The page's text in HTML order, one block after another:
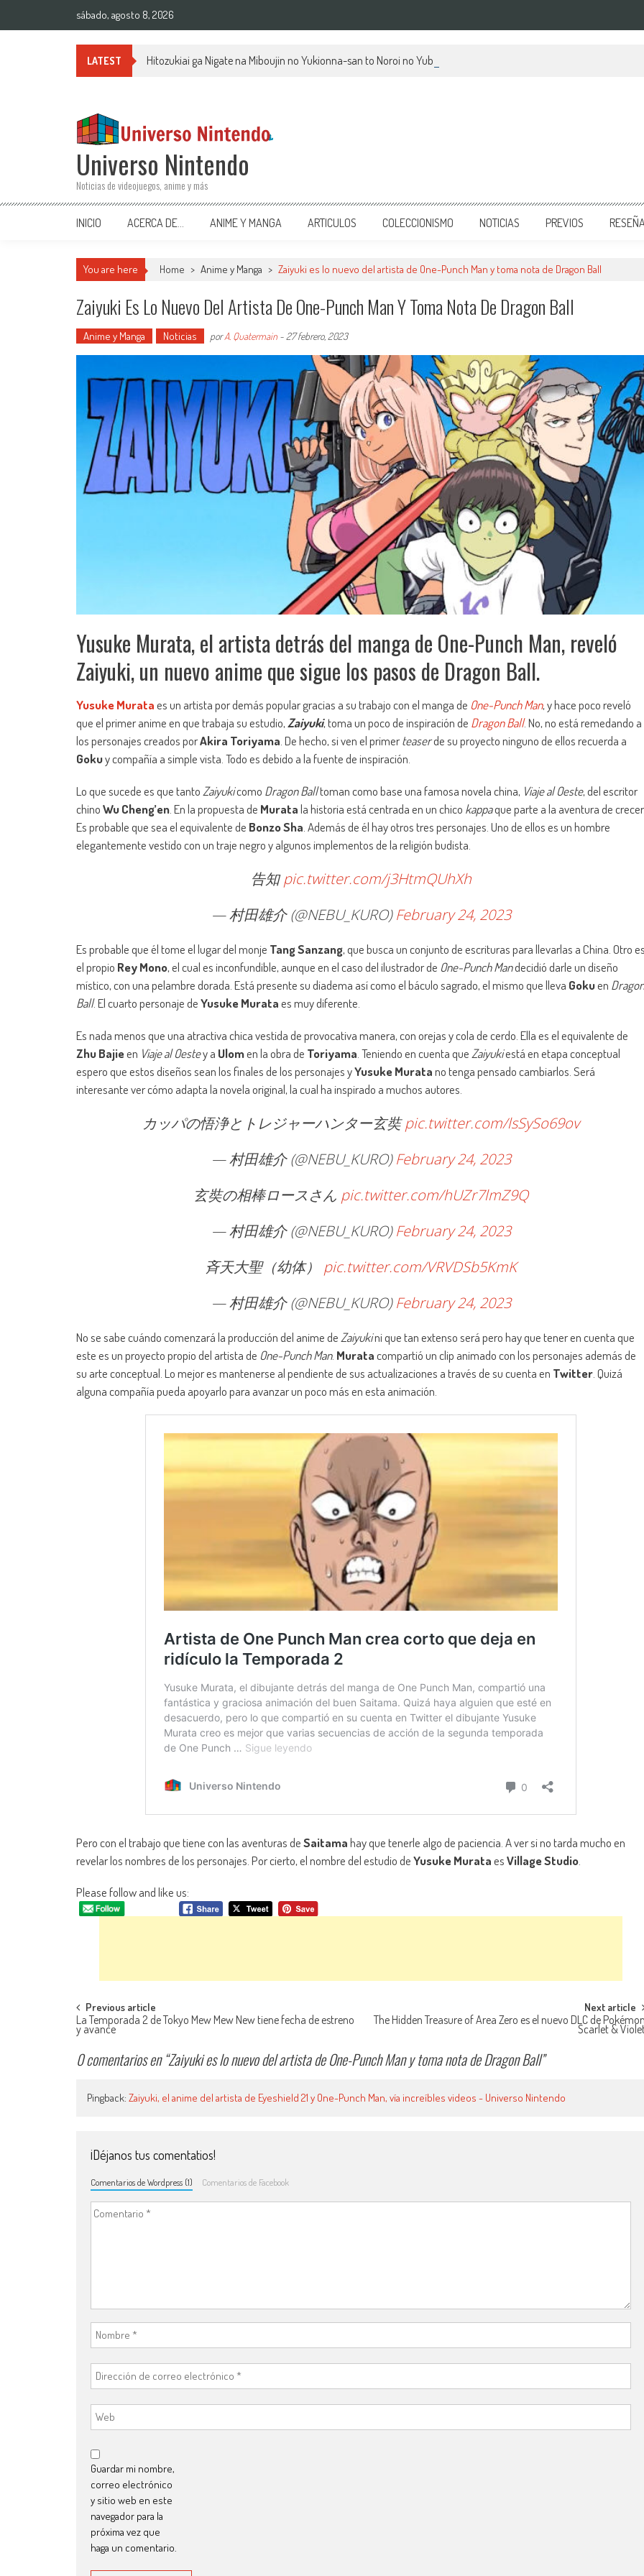
sábado, agosto 8, 2026
LATEST Hitozukiai ga Nigate na Miboujin no Yukionna-san to Noroi no Yubiwa, su mes de estreno y avances
Universo Nintendo
Noticias de videojuegos, anime y más
INICIO ACERCA DE… ANIME Y MANGA ARTICULOS COLECCIONISMO NOTICIAS PREVIOS
You are here Home > Anime y Manga > Zaiyuki es lo nuevo del artista de One-Punch Man y toma nota de Dragon Ball
Zaiyuki Es Lo Nuevo Del Artista De One-Punch Man Y Toma Nota De Dragon Ball
Anime y Manga Noticias porA. Quatermain - 27 febrero, 2023
Yusuke Murata, el artista detrás del manga de One-Punch Man, reveló
Zaiyuki, un nuevo anime que sigue los pasos de Dragon Ball.
Yusuke Murataes un artista por demás popular gracias a su trabajo con el manga de One-Punch Man, y hace poco reveló
que el primer anime en que trabaja su estudio,Zaiyuki, toma un poco de inspiración de Dragon Ball. No, no está remedando a
los personajes creados porAkira Toriyama. De hecho, si ven el primerteaserde su proyecto ninguno de ellos recuerda a
Gokuy compañía a simple vista. Todo es debido a la fuente de inspiración.
Lo que sucede es que tantoZaiyukicomo Dragon Balltoman como base una famosa novela china, Viaje al Oeste, del escritor
chinoWu Cheng’en. En la propuesta de Muratala historia está centrada en un chico kappaque parte a la aventura de
Es probable que sea el equivalente de Bonzo Sha. Además de él hay otros tres personajes. Uno de ellos es un hombre
elegantemente vestido con un traje negro y algunos implementos de la religión budista.
告知pic.twitter.com/j3HtmQUhXh
— 村田雄介 (@NEBU_KURO)February 24, 2023
Es probable que él tome el lugar del monje Tang Sanzang, que busca un conjunto de escrituras para llevarlas a China. Otro
el propio Rey Mono, el cual es inconfundible, aunque en el caso del ilustrador de One-Punch Mandecidió darle un diseño
místico, con una pelambre dorada. Está presente su diadema así como el báculo sagrado, el mismo que lleva Gokuen Dragon
Ball. El cuarto personaje deYusuke Murataes muy diferente.
Es nada menos que una atractiva chica vestida de provocativa manera, con orejas y cola de cerdo. Ella es el equivalente de
Zhu Bajieen Viaje al Oestey a Ulomen la obra de Toriyama. Teniendo en cuenta queZaiyukiestá en etapa conceptual
espero que estos diseños sean los finales de los personajes yYusuke Muratano tenga pensado cambiarlos. Será
interesante ver cómo adapta la novela original, la cual ha inspirado a muchos autores.
カッパの悟浄とトレジャーハンター玄奘pic.twitter.com/lsSySo69ov
— 村田雄介 (@NEBU_KURO)February 24, 2023
玄奘の相棒ロースさん pic.twitter.com/hUZr7lmZ9Q
— 村田雄介 (@NEBU_KURO)February 24, 2023
斉天大聖（幼体） pic.twitter.com/VRVDSb5KmK
— 村田雄介 (@NEBU_KURO)February 24, 2023
No se sabe cuándo comenzará la producción del anime deZaiyukini que tan extenso será pero hay que tener en cuenta que
este es un proyecto propio del artista de One-Punch Man. Muratacompartió un clip animado con los personajes además de
su arte conceptual. Lo mejor es mantenerse al pendiente de sus actualizaciones a través de su cuenta en Twitter. Quizá
alguna compañía pueda apoyarlo para avanzar un poco más en esta animación.
Pero con el trabajo que tiene con las aventuras deSaitamahay que tenerle algo de paciencia. A ver si no tarda mucho en
revelar los nombres de los personajes. Por cierto, el nombre del estudio deYusuke MurataesVillage Studio.
Please follow and like us:
Navegación de entradas
Previous article
La Temporada 2 de Tokyo Mew Mew New tiene fecha de estreno
y avance
Next article
The Hidden Treasure of Area Zero es el nuevo DLC de
Scarlet &
0 comentarios en “Zaiyuki es lo nuevo del artista de One-Punch Man y toma nota de Dragon Ball”
Pingback: Zaiyuki, el anime del artista de Eyeshield 21 y One-Punch Man, vía increíbles videos - Universo Nintendo
¡Déjanos tus comentatios!
Comentarios de Wordpress (1) Comentarios de Facebook
Guardar mi nombre,
correo electrónico
y sitio web en este
navegador para la
próxima vez que
haga un comentario.